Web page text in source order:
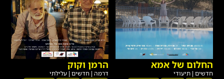
החלום של אמא
חדשים |תיעודי
הרמן וקוק
דרמה | חדשים | עלילתי